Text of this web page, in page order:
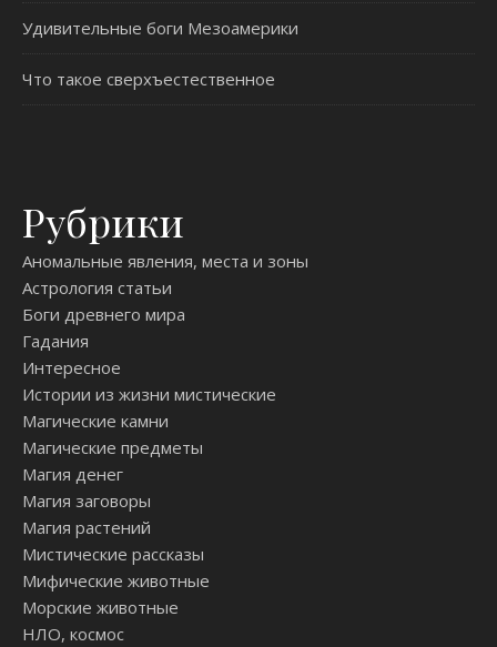
Удивительные боги Мезоамерики
Что такое сверхъестественное
Рубрики
Аномальные явления, места и зоны
Астрология статьи
Боги древнего мира
Гадания
Интересное
Истории из жизни мистические
Магические камни
Магические предметы
Магия денег
Магия заговоры
Магия растений
Мистические рассказы
Мифические животные
Морские животные
НЛО, космос